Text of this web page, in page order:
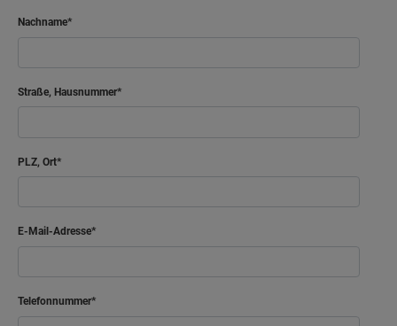
Nachname
Straße, Hausnummer
PLZ, Ort
E-Mail-Adresse
Telefonnummer